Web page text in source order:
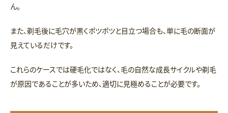
ん。
また、剃毛後に毛穴が黒くポツポツと目立つ場合も、単に毛の断面が
見えているだけです。
これらのケースでは硬毛化ではなく、毛の自然な成長サイクルや剃毛
が原因であることが多いため、適切に見極めることが必要です。